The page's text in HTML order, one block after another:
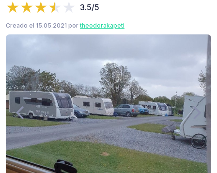
3.5/5
Creado el 15.05.2021 portheodorakapeti